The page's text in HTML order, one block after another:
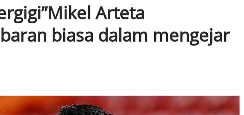
Arteta
biasa dalam mengejar